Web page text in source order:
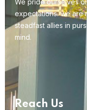
expectations. we are
steadfast allies in
mind.
Reach Us